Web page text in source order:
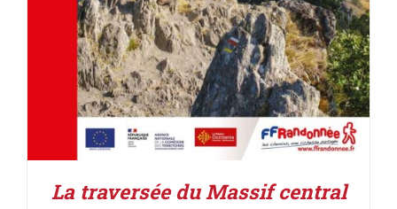
La traversée du Massif central